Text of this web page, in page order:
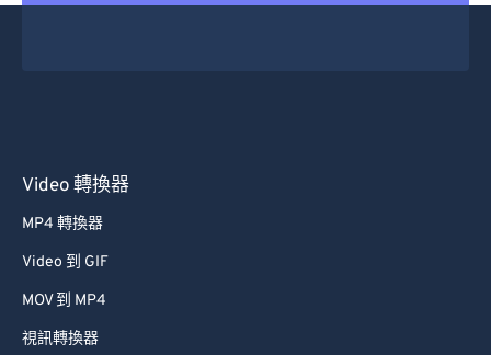
Video 轉換器
MP4 轉換器
Video 到 GIF
MOV 到 MP4
視訊轉換器